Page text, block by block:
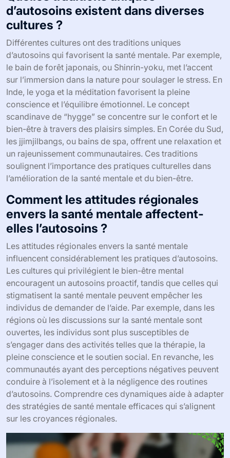
d’autosoins existent dans diverses
cultures ?
Différentes cultures ont des traditions uniques
d’autosoins qui favorisent la santé mentale. Par exemple,
le bain de forêt japonais, ou Shinrin-yoku, met l’accent
sur l’immersion dans la nature pour soulager le stress. En
Inde, le yoga et la méditation favorisent la pleine
conscience et l’équilibre émotionnel. Le concept
scandinave de “hygge” se concentre sur le confort et le
bien-être à travers des plaisirs simples. En Corée du Sud,
les jjimjilbangs, ou bains de spa, offrent une relaxation et
un rajeunissement communautaires. Ces traditions
soulignent l’importance des pratiques culturelles dans
l’amélioration de la santé mentale et du bien-être.
Comment les attitudes régionales
envers la santé mentale affectent-
elles l’autosoins ?
Les attitudes régionales envers la santé mentale
influencent considérablement les pratiques d’autosoins.
Les cultures qui privilégient le bien-être mental
encouragent un autosoins proactif, tandis que celles qui
stigmatisent la santé mentale peuvent empêcher les
individus de demander de l’aide. Par exemple, dans les
régions où les discussions sur la santé mentale sont
ouvertes, les individus sont plus susceptibles de
s’engager dans des activités telles que la thérapie, la
pleine conscience et le soutien social. En revanche, les
communautés ayant des perceptions négatives peuvent
conduire à l’isolement et à la négligence des routines
d’autosoins. Comprendre ces dynamiques aide à adapter
des stratégies de santé mentale efficaces qui s’alignent
sur les croyances régionales.